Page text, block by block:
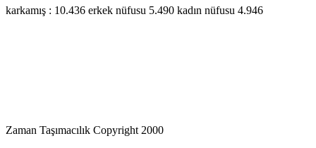
karkamış : 10.436 erkek nüfusu 5.490 kadın nüfusu 4.946
Zaman Taşımacılık Copyright 2000